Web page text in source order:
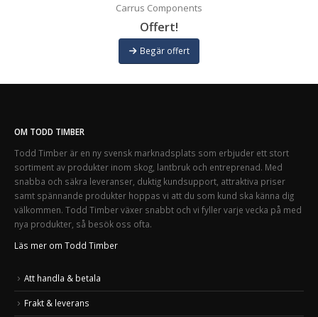
Carrus Components
Offert!
Begär offert
OM TODD TIMBER
Todd Timber är en ny svensk marknadsplats som erbjuder ett stort
sortiment av produkter inom skog, lantbruk och entreprenad. Med
snabba och säkra leveranser, duktig kundsupport, attraktiva priser
samt spännande produkter hoppas vi att du som kund ska känna dig
välkommen. Todd Timber växer snabbt och vi fyller varje vecka på med
nya produkter, så besök oss ofta.
Läs mer om Todd Timber
Att handla & betala
Frakt & leverans